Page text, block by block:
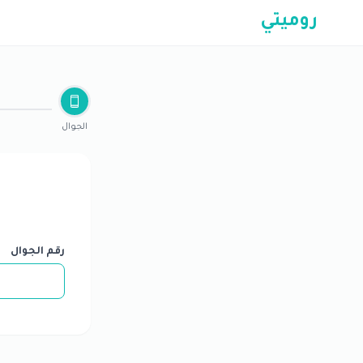
روميتي
الجوال
رقم الجوال